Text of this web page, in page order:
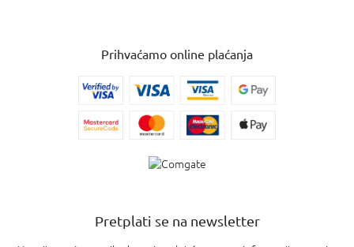
Prihvaćamo online plaćanja
Pretplati se na newsletter